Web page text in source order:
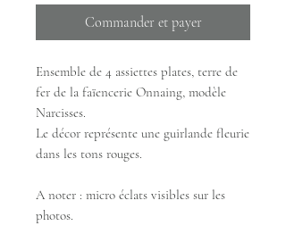
Commander et payer
Ensemble de 4 assiettes plates, terre de
fer de la faïencerie Onnaing, modèle
Narcisses.
Le décor représente une guirlande fleurie
dans les tons rouges.
A noter : micro éclats visibles sur les
photos.